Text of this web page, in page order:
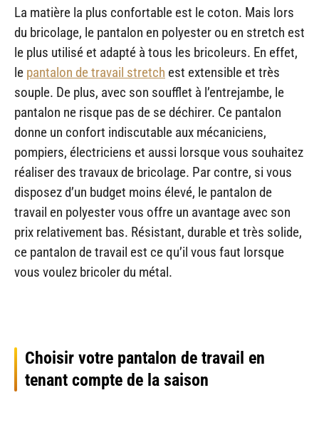
La matière la plus confortable est le coton. Mais lors
du bricolage, le pantalon en polyester ou en stretch est
le plus utilisé et adapté à tous les bricoleurs. En effet,
le pantalon de travail stretch est extensible et très
souple. De plus, avec son soufflet à l’entrejambe, le
pantalon ne risque pas de se déchirer. Ce pantalon
donne un confort indiscutable aux mécaniciens,
pompiers, électriciens et aussi lorsque vous souhaitez
réaliser des travaux de bricolage. Par contre, si vous
disposez d’un budget moins élevé, le pantalon de
travail en polyester vous offre un avantage avec son
prix relativement bas. Résistant, durable et très solide,
ce pantalon de travail est ce qu’il vous faut lorsque
vous voulez bricoler du métal.
Choisir votre pantalon de travail en
tenant compte de la saison